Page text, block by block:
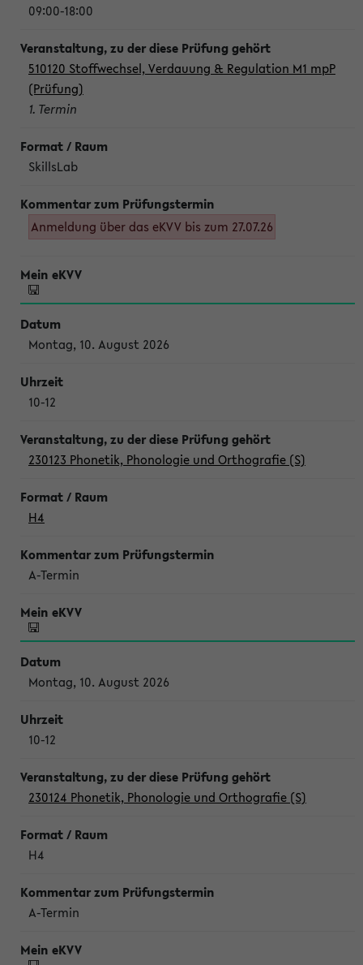
09:00-18:00
510120 Stoffwechsel, Verdauung & Regulation M1 mpP
(Prüfung)
1. Termin
SkillsLab
Anmeldung über das eKVV bis zum 27.07.26
Montag, 10. August 2026
10-12
230123 Phonetik, Phonologie und Orthografie (S)
H4
A-Termin
Montag, 10. August 2026
10-12
230124 Phonetik, Phonologie und Orthografie (S)
H4
A-Termin